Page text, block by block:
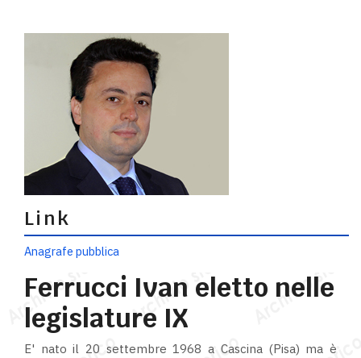
Link
Anagrafe pubblica
Ferrucci Ivan eletto nelle
legislature IX
E' nato il 20 settembre 1968 a Cascina (Pisa) ma è